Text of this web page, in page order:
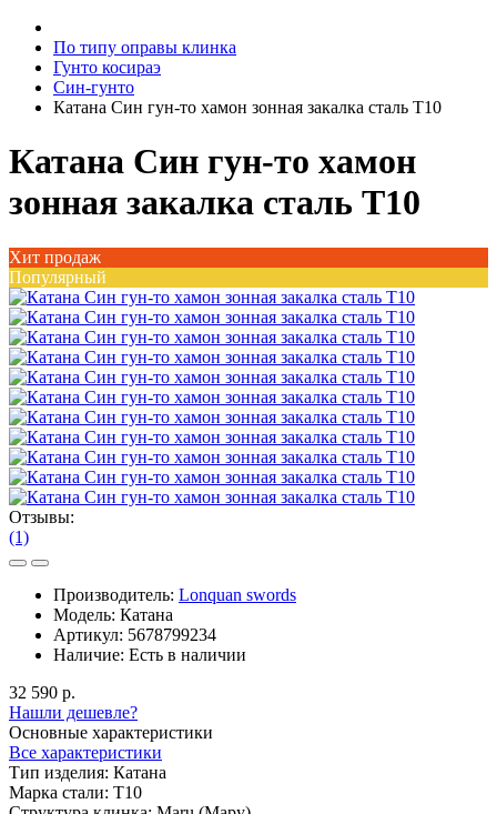
По типу оправы клинка
Гунто косираэ
Син-гунто
Катана Син гун-то хамон зонная закалка сталь T10
Катана Син гун-то хамон
зонная закалка сталь T10
Хит продаж
Популярный
Отзывы:
(1)
Производитель: Lonquan swords
Модель: Катана
Артикул: 5678799234
Наличие: Есть в наличии
32 590 р.
Нашли дешевле?
Основные характеристики
Все характеристики
Тип изделия: Катана
Марка стали: T10